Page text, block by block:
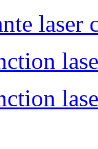
laser